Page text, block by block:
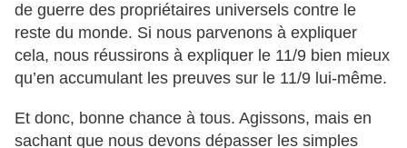
de guerre des propriétaires universels contre le
reste du monde. Si nous parvenons à expliquer
cela, nous réussirons à expliquer le 11/9 bien mieux
qu’en accumulant les preuves sur le 11/9 lui-même.
Et donc, bonne chance à tous. Agissons, mais en
sachant que nous devons dépasser les simples